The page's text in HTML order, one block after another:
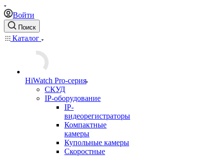
Войти
Поиск
Каталог
HiWatch Pro-серия
CКУД
IP-оборудование
IP-
видеорегистраторы
Компактные
камеры
Купольные камеры
Скоростные